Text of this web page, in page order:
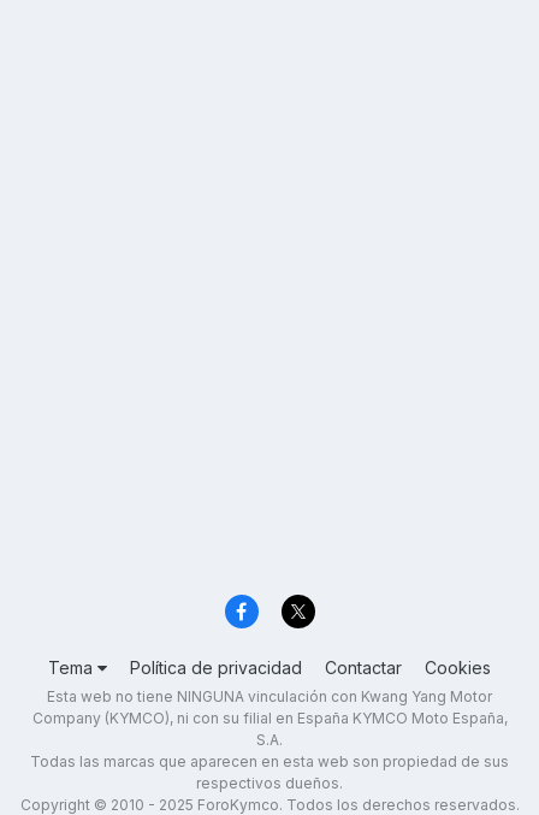
Tema Política de privacidad Contactar Cookies
Esta web no tiene NINGUNA vinculación con Kwang Yang Motor
Company (KYMCO), ni con su filial en España KYMCO Moto España,
S.A.
Todas las marcas que aparecen en esta web son propiedad de sus
respectivos dueños.
Copyright © 2010 - 2025 ForoKymco. Todos los derechos reservados.